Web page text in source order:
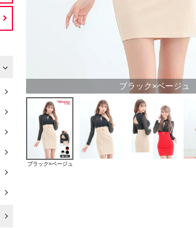
ブラック×ベージュ
ブラック×ベージュ